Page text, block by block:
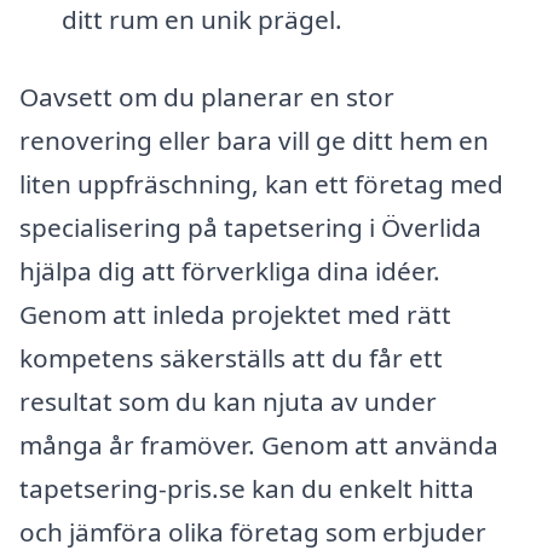
ditt rum en unik prägel.
Oavsett om du planerar en stor
renovering eller bara vill ge ditt hem en
liten uppfräschning, kan ett företag med
specialisering på tapetsering i Överlida
hjälpa dig att förverkliga dina idéer.
Genom att inleda projektet med rätt
kompetens säkerställs att du får ett
resultat som du kan njuta av under
många år framöver. Genom att använda
tapetsering-pris.se kan du enkelt hitta
och jämföra olika företag som erbjuder